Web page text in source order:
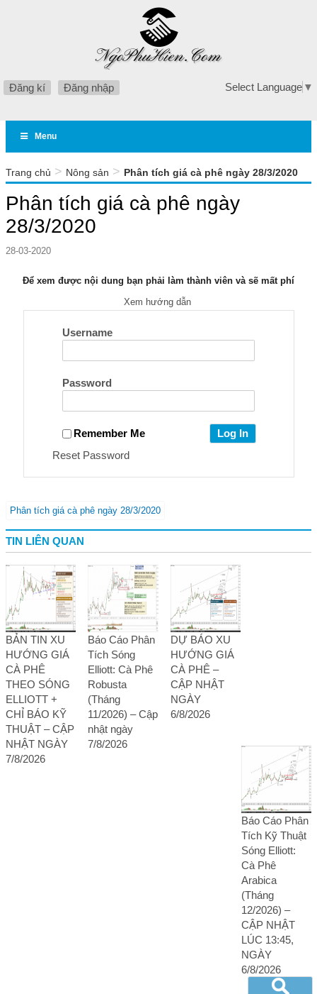
Đăng kí Đăng nhập Select Language ▼
Menu
Trang chủ > Nông sản > Phân tích giá cà phê ngày 28/3/2020
Phân tích giá cà phê ngày
28/3/2020
28-03-2020
Để xem được nội dung bạn phải làm thành viên và sẽ mất phí
Xem hướng dẫn
Username
Password
Remember Me
Reset Password
Phân tích giá cà phê ngày 28/3/2020
TIN LIÊN QUAN
BẢN TIN XU
HƯỚNG GIÁ
CÀ PHÊ
THEO SÓNG
ELLIOTT +
CHỈ BÁO KỸ
THUẬT – CẬP
NHẬT NGÀY
7/8/2026
Báo Cáo Phân
Tích Sóng
Elliott: Cà Phê
Robusta
(Tháng
11/2026) – Cập
nhật ngày
7/8/2026
DỰ BÁO XU
HƯỚNG GIÁ
CÀ PHÊ –
CẬP NHẬT
NGÀY
6/8/2026
Báo Cáo Phân
Tích Kỹ Thuật
Sóng Elliott:
Cà Phê
Arabica
(Tháng
12/2026) –
CẬP NHẬT
LÚC 13:45,
NGÀY
6/8/2026